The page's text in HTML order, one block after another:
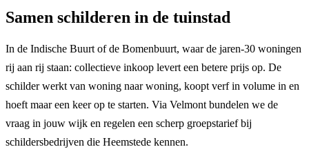
Samen schilderen in de tuinstad
In de Indische Buurt of de Bomenbuurt, waar de jaren-30 woningen
rij aan rij staan: collectieve inkoop levert een betere prijs op. De
schilder werkt van woning naar woning, koopt verf in volume in en
hoeft maar een keer op te starten. Via Velmont bundelen we de
vraag in jouw wijk en regelen een scherp groepstarief bij
schildersbedrijven die Heemstede kennen.